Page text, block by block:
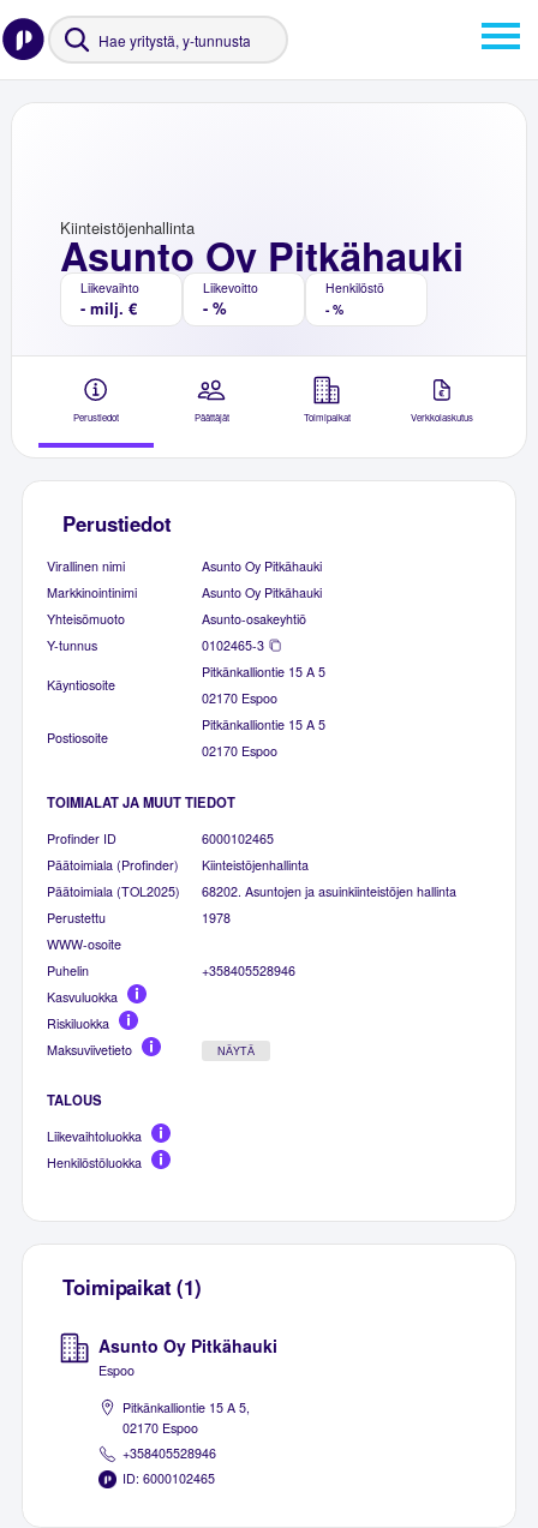
Asunto Oy Pitkähauki
Kiinteistöjenhallinta
Liikevaihto
- milj. €
Liikevoitto
- %
Henkilöstö
- %
Perustiedot Päättäjät Toimipaikat Verkkolaskutus
Perustiedot
Virallinen nimi
Asunto Oy Pitkähauki
Markkinointinimi
Asunto Oy Pitkähauki
Yhteisömuoto
Asunto-osakeyhtiö
Y-tunnus
0102465-3
Käyntiosoite
Pitkänkalliontie 15 A 5
02170 Espoo
Postiosoite
Pitkänkalliontie 15 A 5
02170 Espoo
TOIMIALAT JA MUUT TIEDOT
Profinder ID
6000102465
Päätoimiala (Profinder)
Kiinteistöjenhallinta
Päätoimiala (TOL2025)
68202. Asuntojen ja asuinkiinteistöjen hallinta
Perustettu
1978
WWW-osoite
Puhelin
+358405528946
Kasvuluokka
Riskiluokka
Maksuviivetieto
NÄYTÄ
TALOUS
Liikevaihtoluokka
Henkilöstöluokka
Toimipaikat (1)
Asunto Oy Pitkähauki
Espoo
Pitkänkalliontie 15 A 5,
02170 Espoo
+358405528946
ID: 6000102465